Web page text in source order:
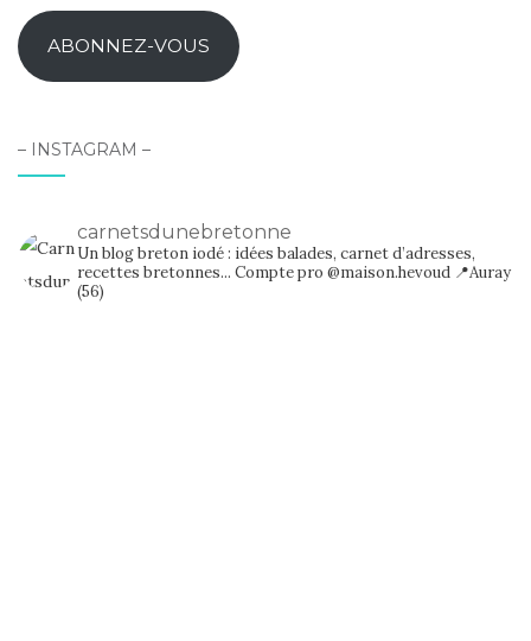
mail
ABONNEZ-VOUS
– INSTAGRAM –
carnetsdunebretonne
Un blog breton iodé : idées balades, carnet d’adresses,
recettes bretonnes... Compte pro @maison.hevoud 📍Auray
(56)